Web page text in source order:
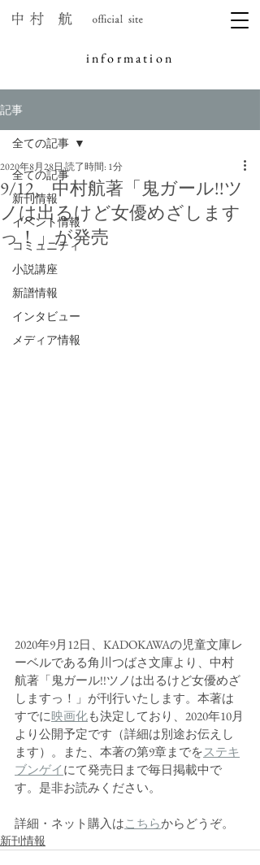
information
記事
全ての記事
新刊情報
イベント情報
コミュニティ
小説講座
新譜情報
インタビュー
メディア情報
全ての記事
9/12、中村航著「鬼ガール!!ツ
ノは出るけど女優めざします
っ！」が発売
2020年8月28日読了時間: 1分
2020年9月12日、KADOKAWAの児童文庫レ
ーベルである角川つばさ文庫より、中村
航著「鬼ガール!!ツノは出るけど女優めざ
しますっ！」が刊行いたします。本著は
すでに映画化も決定しており、2020年10月
より公開予定です（詳細は別途お伝えし
ます）。また、本著の第9章までをステキ
ブンゲイ にて発売日まで毎日掲載中で
す。是非お読みください。
詳細・ネット購入はこちらからどうぞ。
新刊情報